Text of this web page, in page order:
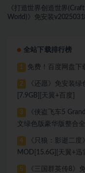
《打造世界创造世界
World)》免安装
全站下载排行榜
1 免费！百度网盘下
2
《还愿》免安装
[7.9GB][天翼+百度]
3
《侠盗飞车5
文绿色版豪华版整合
4
《只狼：影逝二
MOD[15.6G][天翼+迅
5
《三国群英传8》